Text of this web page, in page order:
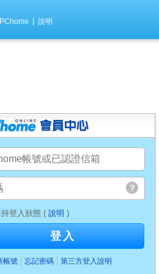
說明
登入狀態 ( 說明 )
登入
帳號 忘記密碼 第三方登入說明